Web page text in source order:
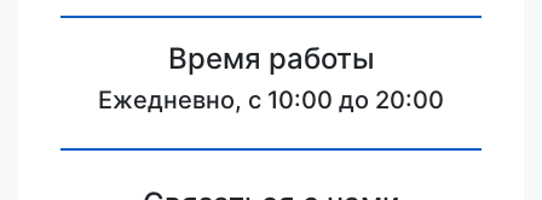
Время работы
Ежедневно, с 10:00 до 20:00